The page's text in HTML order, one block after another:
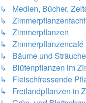
↳ Medien, Bücher,
↳
↳ Zimmerpflanzen
↳ Zimmerpflanzencafé
↳ Bäume und
↳ Blütenpflanzen im
↳ Fleischfressende
↳ Freilandpflanzen in